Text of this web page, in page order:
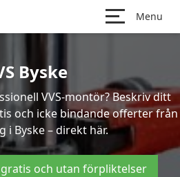
Menu
Byske
VVS-montör? Beskriv ditt
och icke bindande offerter från
i Byske – direkt här.
och utan förpliktelser